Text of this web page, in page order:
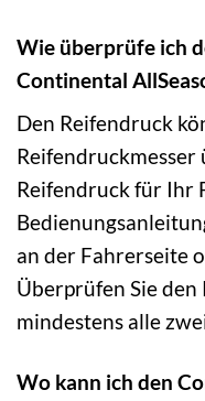
Wie überprüfe ich
Continental
Den Reifendruck
Reifendruck für Ihr
an der Fahrerseite
Überprüfen Sie
mindestens alle
Wo kann ich den